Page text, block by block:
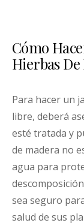
Cómo
Hierbas
Para hacer un
libre, deberá
esté tratada y
de madera no
agua para
sea seguro
salud de sus